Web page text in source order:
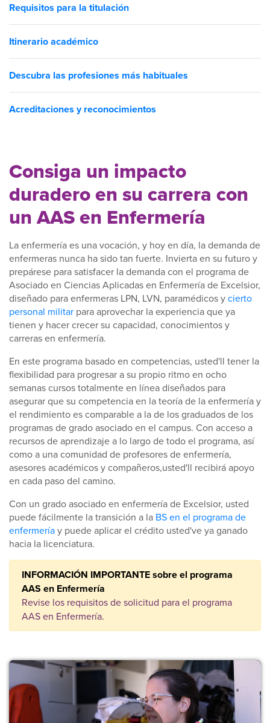
Requisitos para la titulación
Itinerario académico
Descubra las profesiones más habituales
Acreditaciones y reconocimientos
Consiga un impacto
duradero en su carrera con
un AAS en Enfermería
La enfermería es una vocación, y hoy en día, la demanda de
enfermeras nunca ha sido tan fuerte. Invierta en su futuro y
prepárese para satisfacer la demanda con el programa de
Asociado en Ciencias Aplicadas en Enfermería de Excelsior,
diseñado para enfermeras LPN, LVN, paramédicos ycierto
personal militar para aprovechar la experiencia que ya
tienen y hacer crecer su capacidad, conocimientos y
carreras en enfermería.
En este programa basado en competencias, usted'll tener la
flexibilidad para progresar a su propio ritmo en ocho
semanas cursos totalmente en línea diseñados para
asegurar que su competencia en la teoría de la enfermería y
el rendimiento es comparable a la de los graduados de los
programas de grado asociado en el campus. Con acceso a
recursos de aprendizaje a lo largo de todo el programa, así
como a una comunidad de profesores de enfermería,
asesores académicos y compañeros,usted'll recibirá apoyo
en cada paso del camino.
Con un grado asociado en enfermería de Excelsior, usted
puede fácilmente la transición a la BS en el programa de
enfermeríay puede aplicar el crédito usted've ya ganado
hacia la licenciatura.
INFORMACIÓN IMPORTANTE sobre el programa
AAS en Enfermería
Revise los requisitos de solicitud para el programa
AAS en Enfermería.